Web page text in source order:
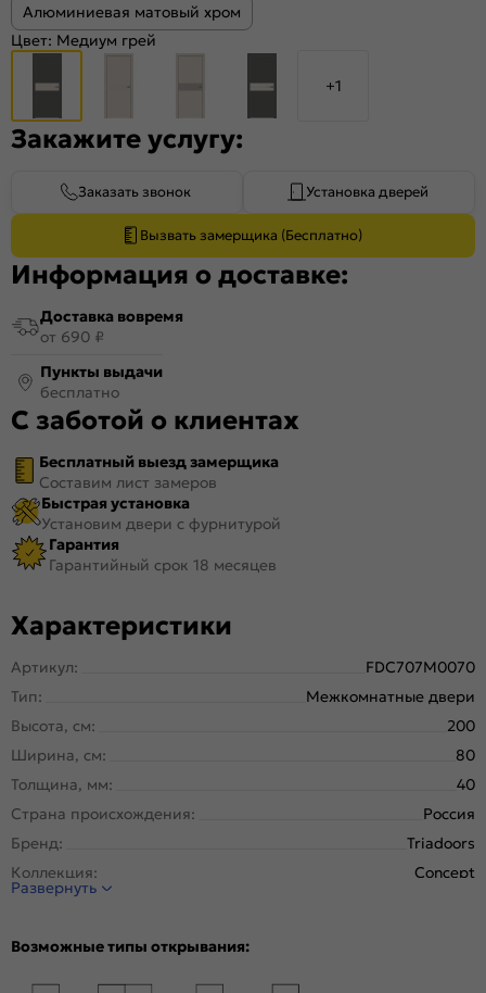
Алюминиевая матовый хром
Цвет: Медиум грей
+1
Закажите услугу:
Заказать звонок Установка дверей
Вызвать замерщика (Бесплатно)
Информация о доставке:
Доставка вовремя
от 690 ₽
Пункты выдачи
бесплатно
С заботой о клиентах
Бесплатный выезд замерщика
Составим лист замеров
Быстрая установка
Установим двери с фурнитурой
Гарантия
Гарантийный срок 18 месяцев
Характеристики
Артикул:
FDC707M0070
Тип:
Межкомнатные двери
Высота, см:
200
Ширина, см:
80
Толщина, мм:
40
Страна происхождения:
Россия
Бренд:
Triadoors
Коллекция:
Concept
Стиль:
Развернуть
Возможные типы открывания: